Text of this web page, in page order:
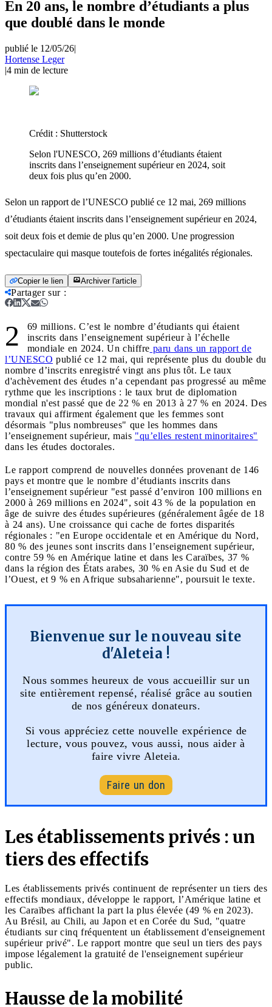
En 20 ans, le nombre d’étudiants a plus
que doublé dans le monde
publié le 12/05/26|
Hortense Leger
|4 min de lecture
Crédit : Shutterstock
Selon l'UNESCO, 269 millions d’étudiants étaient
inscrits dans l’enseignement supérieur en 2024, soit
deux fois plus qu’en 2000.
Selon un rapport de l’UNESCO publié ce 12 mai, 269 millions
d’étudiants étaient inscrits dans l’enseignement supérieur en 2024,
soit deux fois et demie de plus qu’en 2000. Une progression
spectaculaire qui masque toutefois de fortes inégalités régionales.
Copier le lien Archiver l'article
Partager sur:
2
69 millions. C’est le nombre d’étudiants qui étaient
inscrits dans l’enseignement supérieur à l’échelle
mondiale en 2024. Un chiffre paru dans un rapport de
l’UNESCO publié ce 12 mai, qui représente plus du double du
nombre d’inscrits enregistré vingt ans plus tôt. Le taux
d'achèvement des études n’a cependant pas progressé au même
rythme que les inscriptions : le taux brut de diplomation
mondial n'est passé que de 22 % en 2013 à 27 % en 2024. Des
travaux qui affirment également que les femmes sont
désormais "plus nombreuses" que les hommes dans
l’enseignement supérieur, mais "qu’elles restent minoritaires"
dans les études doctorales.
Le rapport comprend de nouvelles données provenant de 146
pays et montre que le nombre d’étudiants inscrits dans
l’enseignement supérieur "est passé d’environ 100 millions en
2000 à 269 millions en 2024", soit 43 % de la population en
âge de suivre des études supérieures (généralement âgée de 18
à 24 ans). Une croissance qui cache de fortes disparités
régionales : "en Europe occidentale et en Amérique du Nord,
80 % des jeunes sont inscrits dans l’enseignement supérieur,
contre 59 % en Amérique latine et dans les Caraïbes, 37 %
dans la région des États arabes, 30 % en Asie du Sud et de
l’Ouest, et 9 % en Afrique subsaharienne", poursuit le texte.
Bienvenue sur le nouveau site
d'Aleteia !
Nous sommes heureux de vous accueillir sur un
site entièrement repensé, réalisé grâce au soutien
de nos généreux donateurs.
Si vous appréciez cette nouvelle expérience de
lecture, vous pouvez, vous aussi, nous aider à
faire vivre Aleteia.
Faire un don
Les établissements privés : un
tiers des effectifs
Les établissements privés continuent de représenter un tiers des
effectifs mondiaux, développe le rapport, l’Amérique latine et
les Caraïbes affichant la part la plus élevée (49 % en 2023).
Au Brésil, au Chili, au Japon et en Corée du Sud, "quatre
étudiants sur cinq fréquentent un établissement d'enseignement
supérieur privé". Le rapport montre que seul un tiers des pays
impose légalement la gratuité de l'enseignement supérieur
public.
Hausse de la mobilité